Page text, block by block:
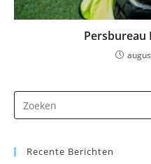
Persbureau
Recente Berichten